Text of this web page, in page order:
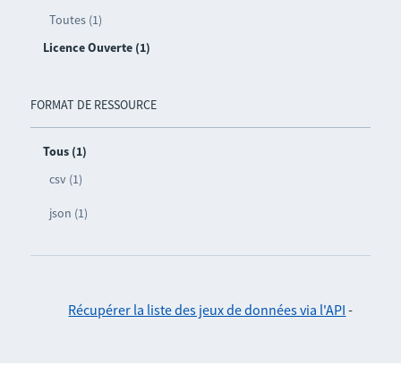
Toutes (1)
Licence Ouverte (1)
FORMAT DE RESSOURCE
Tous (1)
csv (1)
json (1)
Récupérer la liste des jeux de données via l'API -